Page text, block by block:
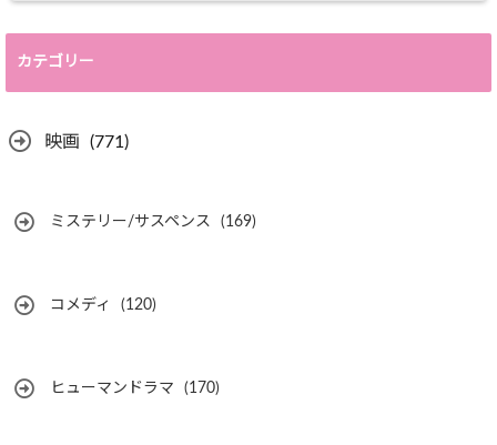
カテゴリー
映画 (771)
ミステリー/サスペンス (169)
コメディ (120)
ヒューマンドラマ (170)